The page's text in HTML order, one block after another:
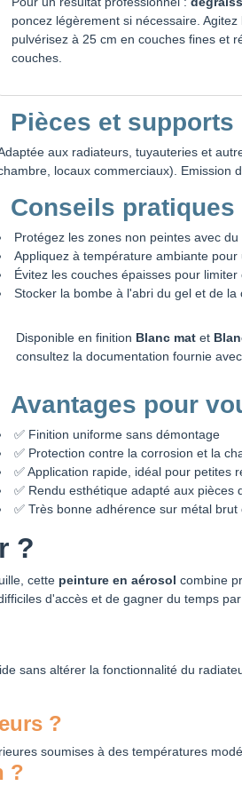
poncez légèrement si nécessaire.
pulvérisez à 25 cm en couches fines et
couches.
Pièces et
aux radiateurs, tuyauteries et
locaux commerciaux). Emission
Conseils pratiques
Protégez les zones non peintes avec
Appliquez à température ambiante pour
Évitez les couches épaisses pour
Stocker la bombe à l'abri du gel et de la
Disponible en finition Blanc mat et
consultez la documentation fournie
Avantages pour
✅ Finition uniforme sans démontage
✅ Protection contre la corrosion et la
✅ Application rapide, idéal pour petites
✅ Rendu esthétique adapté aux pièces
✅ Très bonne adhérence sur métal brut
?
cette peinture en aérosol combine
d'accès et de gagner du temps
sans altérer la fonctionnalité du
?
soumises à des températures
?